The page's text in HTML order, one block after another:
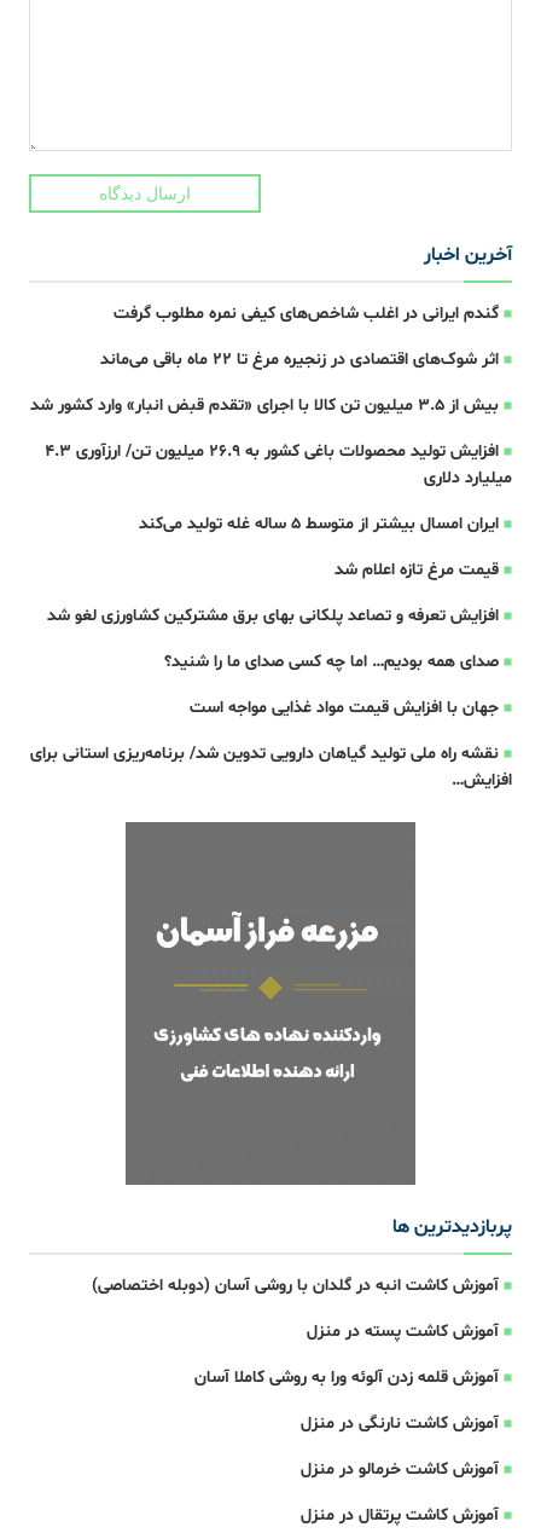
ارسال دیدگاه
آخرین اخبار
گندم ایرانی در اغلب شاخص‌های کیفی نمره مطلوب گرفت
اثر شوک‌های اقتصادی در زنجیره مرغ تا 22 ماه باقی می‌ماند
بیش از ۳.۵ میلیون تن کالا با اجرای «تقدم قبض انبار» وارد کشور شد
افزایش تولید محصولات باغی کشور به ۲۶.۹ میلیون تن/ ارزآوری ۴.۳
میلیارد دلاری
ایران امسال بیشتر از متوسط 5 ساله غله تولید می‌کند
قیمت مرغ تازه اعلام شد
افزایش تعرفه و تصاعد پلکانی بهای برق مشترکین کشاورزی لغو شد
صدای همه بودیم… اما چه کسی صدای ما را شنید؟
جهان با افزایش قیمت مواد غذایی مواجه است
نقشه راه ملی تولید گیاهان دارویی تدوین شد/ برنامه‌ریزی استانی برای
افزایش…
پربازدیدترین ها
آموزش کاشت انبه در گلدان با روشی آسان (دوبله اختصاصی)
آموزش کاشت پسته در منزل
آموزش قلمه زدن آلوئه ورا به روشی کاملا آسان
آموزش کاشت نارنگی در منزل
آموزش کاشت خرمالو در منزل
آموزش کاشت پرتقال در منزل